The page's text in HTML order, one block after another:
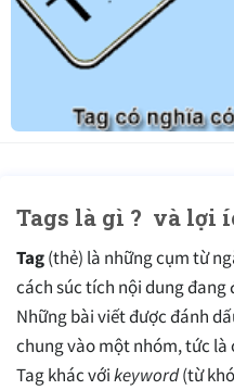
Tags là gì ? và lợi
Tag(thẻ) là những cụm từ
cách súc tích nội dung
Những bài viết được đánh
chung vào một nhóm, tức là
Tag khác vớikeyword(từ